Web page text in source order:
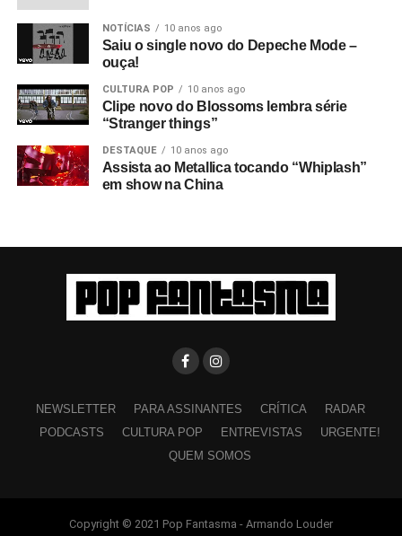
NOTÍCIAS 10 anos ago
Saiu o single novo do Depeche Mode –
ouça!
CULTURA POP 10 anos ago
Clipe novo do Blossoms lembra série
“Stranger things”
DESTAQUE 10 anos ago
Assista ao Metallica tocando “Whiplash”
em show na China
NEWSLETTER PARA ASSINANTES CRÍTICA
RADAR
PODCASTS
CULTURA POP ENTREVISTAS
URGENTE!
QUEM SOMOS
Copyright © 2021 Pop Fantasma - Armando Louder